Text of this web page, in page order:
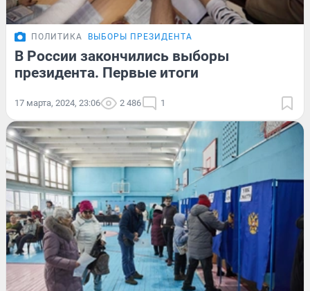
ПОЛИТИКА ВЫБОРЫ ПРЕЗИДЕНТА
В России закончились выборы
президента. Первые итоги
17 марта, 2024, 23:06 2 486 1